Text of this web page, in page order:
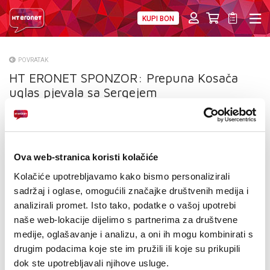
Ova web-stranica koristi kolačiće
Kolačiće upotrebljavamo kako bismo personalizirali
sadržaj i oglase, omogućili značajke društvenih medija i
analizirali promet. Isto tako, podatke o vašoj upotrebi
naše web-lokacije dijelimo s partnerima za društvene
medije, oglašavanje i analizu, a oni ih mogu kombinirati s
drugim podacima koje ste im pružili ili koje su prikupili
dok ste upotrebljavali njihove usluge.
KUPI BON
O NAMA
NATJEČAJI
VELEPRODAJA
KONTAKTI
MOJ PROFIL
E-RAČUN
POVRATAK
HT ERONET SPONZOR: Prepuna Kosača
uglas pjevala sa Sergejem